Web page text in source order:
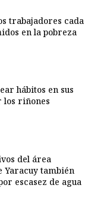
trabajadores cada
en la pobreza
hábitos en sus
los riñones
del área
Yaracuy también
escasez de agua